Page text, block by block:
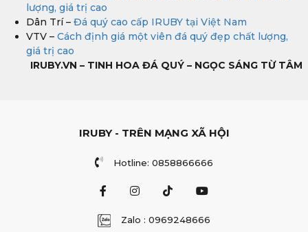
lượng, giá trị cao
Dân Trí – Đá quý cao cấp IRUBY tại Việt Nam
VTV – Cách định giá một viên đá quý đẹp chất lượng,
giá trị cao
IRUBY.VN – TINH HOA ĐÁ QUÝ – NGỌC SÁNG TỪ TÂM
IRUBY - TRÊN MẠNG XÃ HỘI
Hotline: 0858866666
Zalo : 0969248666